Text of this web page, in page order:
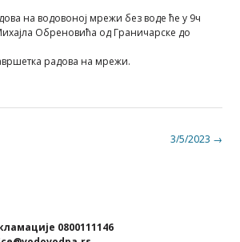
на водовоној мрежи без воде ће у 9ч
Обреновића од Граничарске до
радова на мрежи.
3/5/2023 →
0800111146